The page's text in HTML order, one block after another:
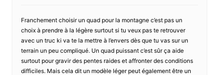
Franchement choisir un quad pour la montagne c’est pas un
choix à prendre à la légère surtout si tu veux pas te retrouver
avec un truc ki va te la mettre à l’envers dès que tu vas sur un
terrain un peu compliqué. Un quad puissant c’est sûr ça aide
surtout pour gravir des pentes raides et affronter des conditions
difficiles. Mais cela dit un modèle léger peut également être un